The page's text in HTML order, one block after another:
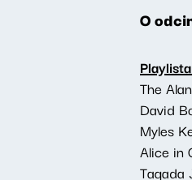
O
The
David
Myles
Alice in
Tagada